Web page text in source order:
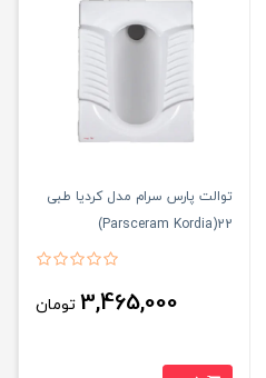
توالت پارس سرام مدل کردیا طبی
22(Parsceram Kordia)
3,465,000 تومان